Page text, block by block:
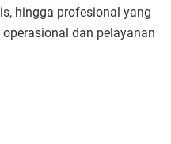
hingga profesional yang
dan pelayanan